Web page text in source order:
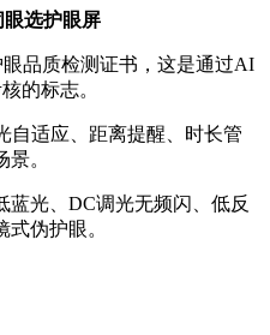
选护眼屏
品质检测证书，这是通过AI
的标志。
适应、距离提醒、时长管
。
光、DC调光无频闪、低反
伪护眼。